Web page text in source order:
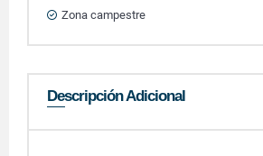
Zona campestre
Descripción Adicional